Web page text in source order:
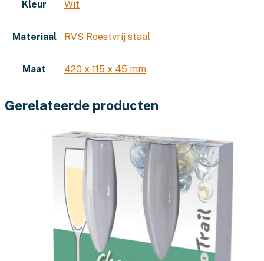
Kleur Wit
Materiaal RVS Roestvrij staal
Maat 420 x 115 x 45 mm
Gerelateerde producten